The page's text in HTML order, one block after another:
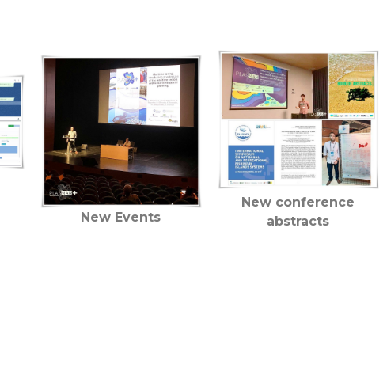
New Events
New conference
abstracts